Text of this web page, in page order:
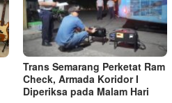
Trans Semarang Perketat Ram
Check, Armada Koridor I
Diperiksa pada Malam Hari